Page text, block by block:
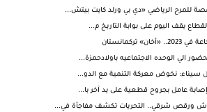
يقف اليوم على بوابة التاريخ م...
تركمانستان
الي الوحده الاجتماعيه باولادحمزة...
سيناء: نخوض معركة التنمية مع الدو...
عامل بجروح قطعية على يد آخر با...
ورقص شرقي.. التحريات تكشف مفاجأة في...